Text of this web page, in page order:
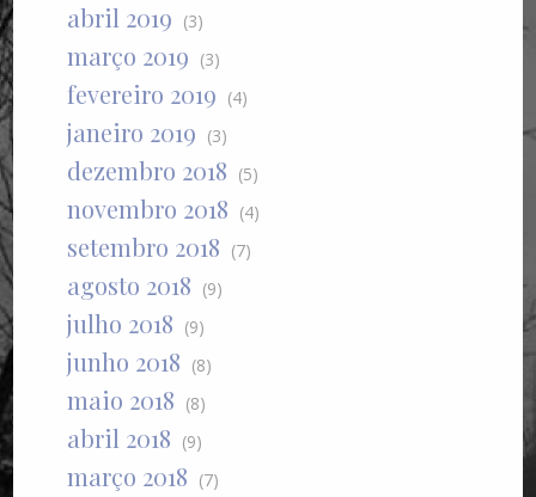
abril 2019 (3)
março 2019 (3)
fevereiro 2019 (4)
janeiro 2019 (3)
dezembro 2018 (5)
novembro 2018 (4)
setembro 2018 (7)
agosto 2018 (9)
julho 2018 (9)
junho 2018 (8)
maio 2018 (8)
abril 2018 (9)
março 2018 (7)